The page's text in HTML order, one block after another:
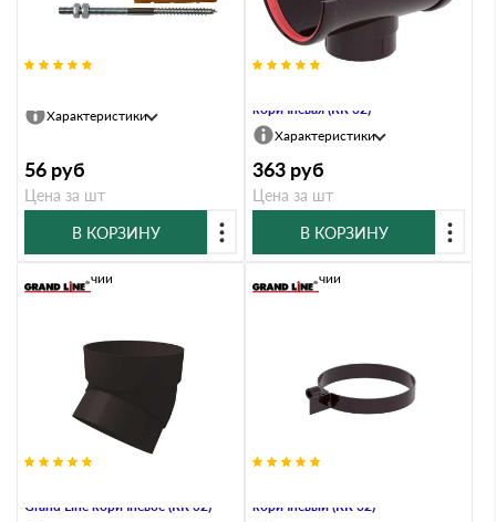
Характеристики
56 руб
Цена за шт
В КОРЗИНУ
коричневая (RR 32)
Характеристики
363 руб
Цена за шт
В КОРЗИНУ
Grand Line коричневое (RR 32)
В наличии
коричневый (RR 32)
В наличии